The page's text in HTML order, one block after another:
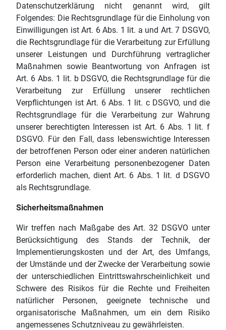
Datenschutzerklärung nicht genannt wird, gilt
Folgendes: Die Rechtsgrundlage für die Einholung von
Einwilligungen ist Art. 6 Abs. 1 lit. a und Art. 7 DSGVO,
die Rechtsgrundlage für die Verarbeitung zur Erfüllung
unserer Leistungen und Durchführung vertraglicher
Maßnahmen sowie Beantwortung von Anfragen ist
Art. 6 Abs. 1 lit. b DSGVO, die Rechtsgrundlage für die
Verarbeitung zur Erfüllung unserer rechtlichen
Verpflichtungen ist Art. 6 Abs. 1 lit. c DSGVO, und die
Rechtsgrundlage für die Verarbeitung zur Wahrung
unserer berechtigten Interessen ist Art. 6 Abs. 1 lit. f
DSGVO. Für den Fall, dass lebenswichtige Interessen
der betroffenen Person oder einer anderen natürlichen
Person eine Verarbeitung personenbezogener Daten
erforderlich machen, dient Art. 6 Abs. 1 lit. d DSGVO
als Rechtsgrundlage.
Sicherheitsmaßnahmen
Wir treffen nach Maßgabe des Art. 32 DSGVO unter
Berücksichtigung des Stands der Technik, der
Implementierungskosten und der Art, des Umfangs,
der Umstände und der Zwecke der Verarbeitung sowie
der unterschiedlichen Eintrittswahrscheinlichkeit und
Schwere des Risikos für die Rechte und Freiheiten
natürlicher Personen, geeignete technische und
organisatorische Maßnahmen, um ein dem Risiko
angemessenes Schutzniveau zu gewährleisten.